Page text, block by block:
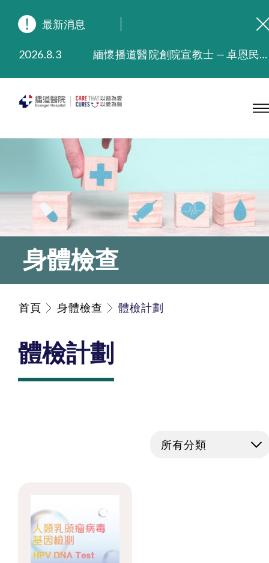
最新消息
2026.8.3
緬懷播道醫院創院宣教士 — 卓恩民醫生香港追思會
2025.9.23
本院在暴雨或颱風警告信號 (包括黑色暴雨及8號或以上熱帶氣旋警告信號) 下，仍會維持有限度服務。如有查詢，可致電2711 5222。
2025.7.21
播道醫院手機App已推出查閱病歷記錄及求診資料功能，請即下載
身體檢查
首頁 身體檢查 體檢計劃
體檢計劃
所有分類